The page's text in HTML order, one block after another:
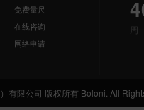
免费量尺
在线咨询
网络申请
周
有限公司 版权所有 Boloni. All